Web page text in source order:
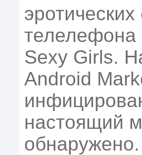
телелефона
Sexy Girls.
Android
настоящий
обнаружено.